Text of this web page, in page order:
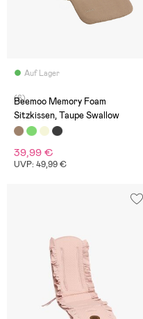
Auf Lager
(6)
Beemoo Memory Foam
Sitzkissen, Taupe Swallow
39,99 €
UVP: 49,99 €